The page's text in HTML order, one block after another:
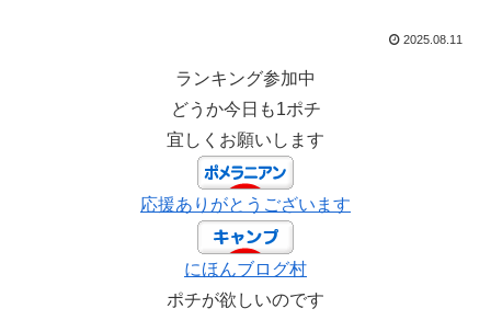
2025.08.11
ランキング参加中
どうか今日も1ポチ
宜しくお願いします
応援ありがとうございます
にほんブログ村
ポチが欲しいのです